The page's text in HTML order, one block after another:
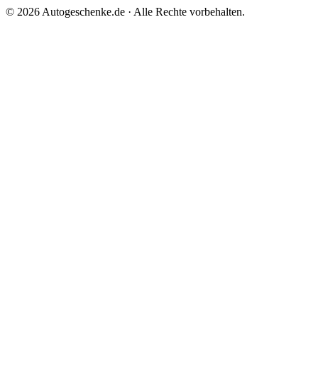
© 2026 Autogeschenke.de · Alle Rechte vorbehalten.